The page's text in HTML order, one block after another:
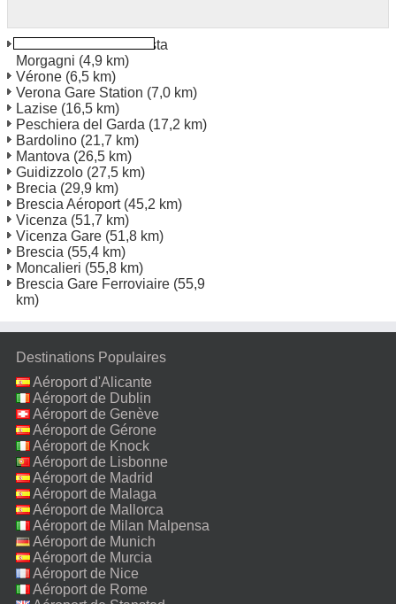
Verona Via Giambattista
Morgagni (4,9 km)
Vérone (6,5 km)
Verona Gare Station (7,0 km)
Lazise (16,5 km)
Peschiera del Garda (17,2 km)
Bardolino (21,7 km)
Mantova (26,5 km)
Guidizzolo (27,5 km)
Brecia (29,9 km)
Brescia Aéroport(45,2 km)
Vicenza (51,7 km)
Vicenza Gare (51,8 km)
Brescia (55,4 km)
Moncalieri (55,8 km)
Brescia Gare Ferroviaire (55,9
km)
Destinations Populaires
Aéroport d'Alicante
Aéroport de Dublin
Aéroport de Genève
Aéroport de Gérone
Aéroport de Knock
Aéroport de Lisbonne
Aéroport de Madrid
Aéroport de Malaga
Aéroport de Mallorca
Aéroport de Milan Malpensa
Aéroport de Munich
Aéroport de Murcia
Aéroport de Nice
Aéroport de Rome